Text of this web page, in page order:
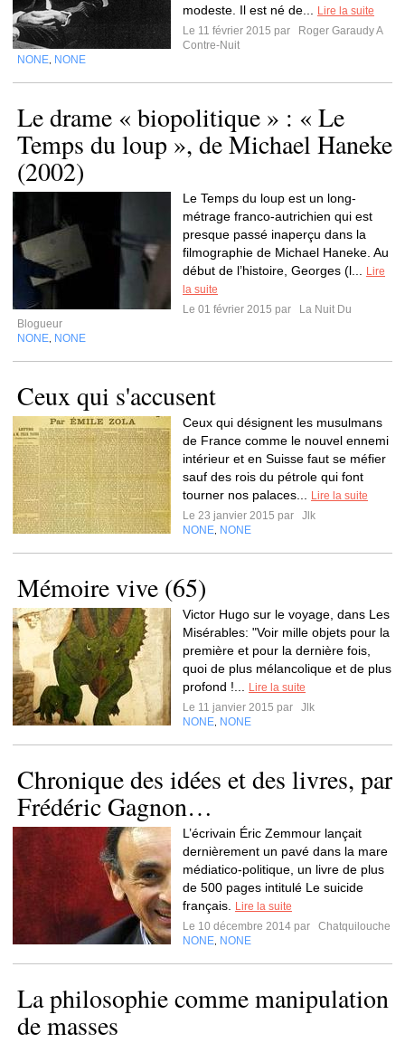
modeste. Il est né de...
Lire la suite
Le 11 février 2015 par
Roger Garaudy A
Contre-Nuit
NONE NONE
Le drame « biopolitique » : « Le
Temps du loup », de Michael Haneke
(2002)
Le Temps du loup est un long-
métrage franco-autrichien qui est
presque passé inaperçu dans la
filmographie de Michael Haneke. Au
début de l’histoire, Georges (l...
Lire
la suite
Le 01 février 2015 par
La Nuit Du
Blogueur
NONE NONE
Ceux qui s'accusent
Ceux qui désignent les musulmans
de France comme le nouvel ennemi
intérieur et en Suisse faut se méfier
sauf des rois du pétrole qui font
tourner nos palaces...
Lire la suite
Le 23 janvier 2015 par
Jlk
NONE NONE
Mémoire vive (65)
Victor Hugo sur le voyage, dans Les
Misérables: "Voir mille objets pour la
première et pour la dernière fois,
quoi de plus mélancolique et de plus
profond !...
Lire la suite
Le 11 janvier 2015 par
Jlk
NONE NONE
Chronique des idées et des livres, par
Frédéric Gagnon…
L’écrivain Éric Zemmour lançait
dernièrement un pavé dans la mare
médiatico-politique, un livre de plus
de 500 pages intitulé Le suicide
français.
Lire la suite
Le 10 décembre 2014 par
Chatquilouche
NONE NONE
La philosophie comme manipulation
de masses